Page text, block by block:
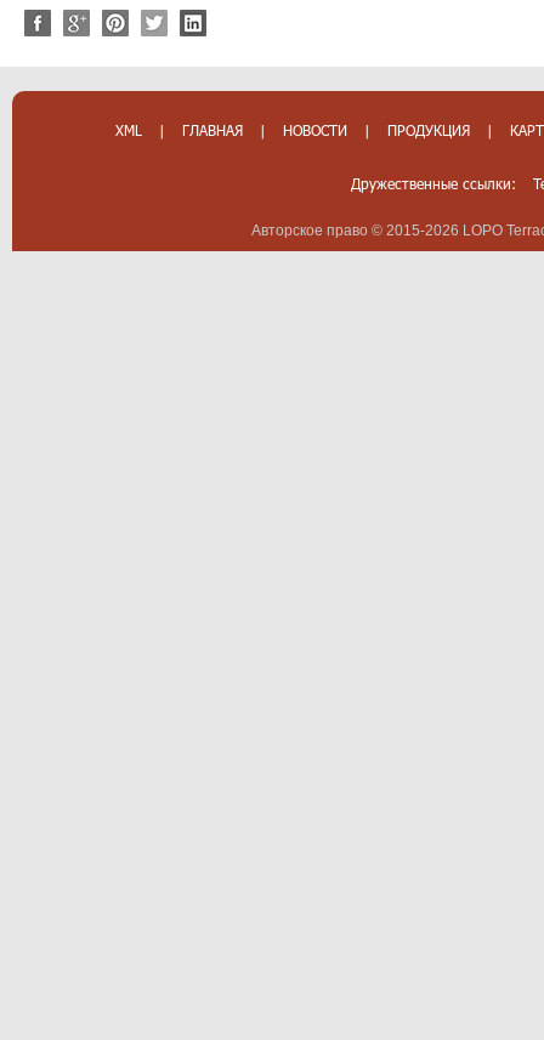
XML | ГЛАВНАЯ | НОВОСТИ | ПРОДУКЦИЯ |
Дружественные ссылки:
Авторское право © 2015-2026 LOPO